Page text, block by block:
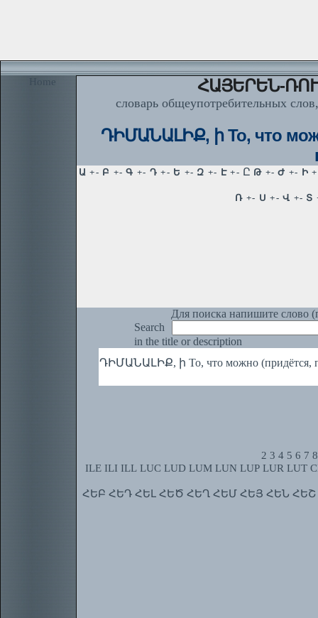
Home ՀԱՅԵՐԵՆ-
словарь общеупотребительных
ԴԻՄԱՆԱԼԻՔ, ի То, что
Для поиска напишите слово
Search
in the title or description
ԴԻՄԱՆԱԼԻՔ, ի То, что можно (придётся,
2 3 4 5 6 7 8
ILE ILI ILL LUC LUD LUM LUN LUP LUR LUT
ՀԵԲ ՀԵԴ ՀԵԼ ՀԵԾ ՀԵՂ ՀԵՄ ՀԵՅ ՀԵՆ ՀԵՇ